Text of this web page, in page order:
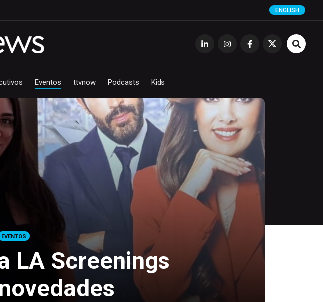
ENGLISH
Eventos ttvnow Podcasts Kids
EVENTOS
LA Screenings